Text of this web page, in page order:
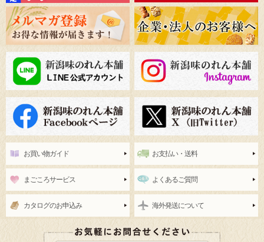
お買い物ガイド お支払い・送料
まごころサービス よくあるご質問
カタログのお申込み 海外発送について